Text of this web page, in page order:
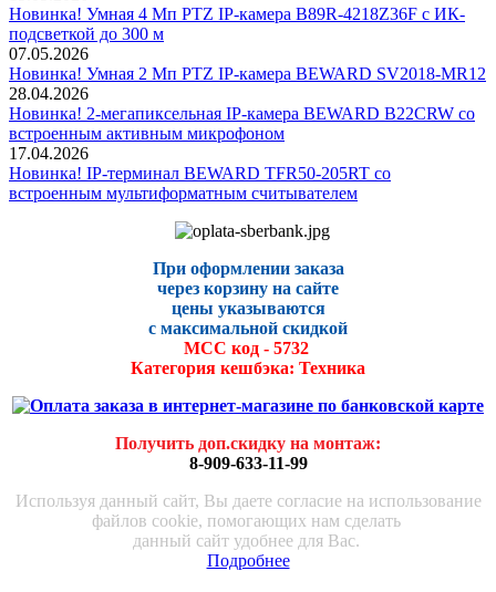
Новинка! Умная 4 Мп PTZ IP-камера B89R-4218Z36F с ИК-
подсветкой до 300 м
07.05.2026
Новинка! Умная 2 Мп PTZ IP-камера BEWARD SV2018-MR12
28.04.2026
Новинка! 2-мегапиксельная IP-камера BEWARD B22CRW со
встроенным активным микрофоном
17.04.2026
Новинка! IP-терминал BEWARD TFR50-205RT со
встроенным мультиформатным считывателем
При оформлении заказа
через корзину на сайте
цены указываются
с максимальной скидкой
МСС код - 5732
Категория кешбэка: Техника
Получить доп.скидку на монтаж:
8-909-633-11-99
Используя данный сайт, Вы даете согласие на использование
файлов cookie, помогающих нам сделать
данный сайт удобнее для Вас.
Подробнее